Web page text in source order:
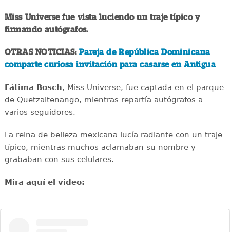
Miss Universe fue vista luciendo un traje típico y
firmando autógrafos.
OTRAS NOTICIAS: Pareja de República Dominicana
comparte curiosa invitación para casarse en Antigua
Fátima Bosch, Miss Universe, fue captada en el parque
de Quetzaltenango, mientras repartía autógrafos a
varios seguidores.
La reina de belleza mexicana lucía radiante con un traje
típico, mientras muchos aclamaban su nombre y
grababan con sus celulares.
Mira aquí el video: